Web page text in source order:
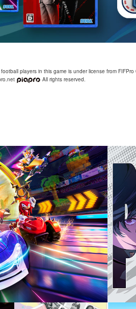
players in this game is under license from
All rights reserved.